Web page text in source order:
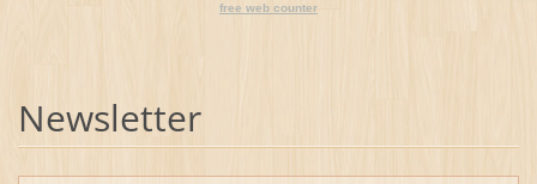
free web counter
Newsletter